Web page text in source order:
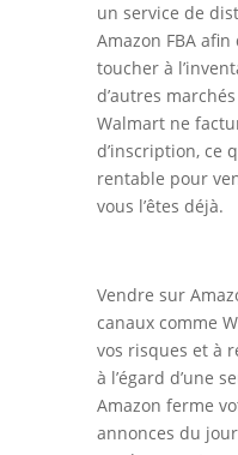
un service de
Amazon FBA afin
toucher à
d’autres
Walmart ne
d’inscription, ce
rentable pour
vous l’êtes déjà.
Vendre sur
canaux comme
vos risques et à
à l’égard d’une
Amazon ferme
annonces du